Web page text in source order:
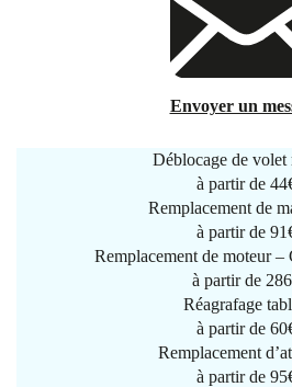
Envoyer un
Déblocage de volet
à partir de
Remplacement de
à partir de
Remplacement de moteur –
à partir de
Réagrafage
à partir de
Remplacement
à partir de